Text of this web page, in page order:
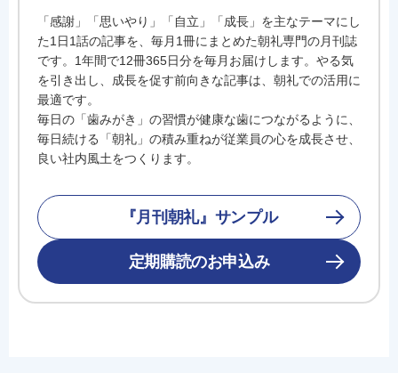
「感謝」「思いやり」「自立」「成長」を主なテーマにし
た1日1話の記事を、毎月1冊にまとめた朝礼専門の月刊誌
です。1年間で12冊365日分を毎月お届けします。やる気
を引き出し、成長を促す前向きな記事は、朝礼での活用に
最適です。
毎日の「歯みがき」の習慣が健康な歯につながるように、
毎日続ける「朝礼」の積み重ねが従業員の心を成長させ、
良い社内風土をつくります。
『月刊朝礼』サンプル
定期購読のお申込み